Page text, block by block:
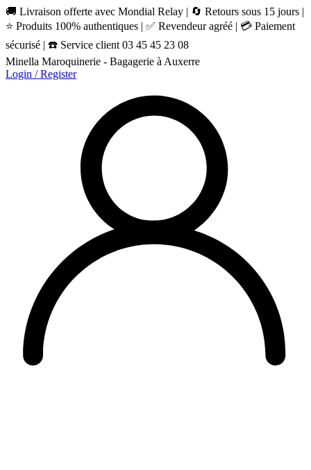
🚚 Livraison offerte avec Mondial Relay | 🔄 Retours sous 15 jours |
⭐ Produits 100% authentiques | ✅ Revendeur agréé | 💳 Paiement
sécurisé | ☎️ Service client 03 45 45 23 08
Minella Maroquinerie - Bagagerie à Auxerre
Login / Register